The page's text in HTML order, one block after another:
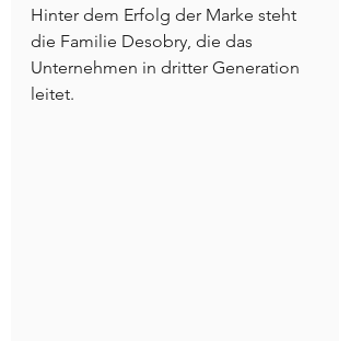
Hinter dem Erfolg der Marke steht
die Familie Desobry, die das
Unternehmen in dritter Generation
leitet.